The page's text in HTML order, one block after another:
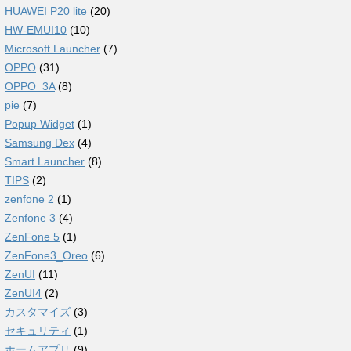
HUAWEI P20 lite (20)
HW-EMUI10 (10)
Microsoft Launcher (7)
OPPO (31)
OPPO_3A(8)
pie (7)
Popup Widget (1)
Samsung Dex (4)
Smart Launcher (8)
TIPS (2)
zenfone 2 (1)
Zenfone 3 (4)
ZenFone 5 (1)
ZenFone3_Oreo (6)
ZenUI (11)
ZenUI4 (2)
カスタマイズ (3)
セキュリティ (1)